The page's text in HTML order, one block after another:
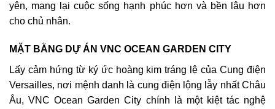
yên, mang lại cuộc sống hạnh phúc hơn và bền lâu hơn
cho chủ nhân.
MẶT BẰNG DỰ ÁN VNC OCEAN GARDEN CITY
Lấy cảm hứng từ ký ức hoàng kim tráng lệ của Cung điện
Versailles, nơi mệnh danh là cung điện lộng lẫy nhất Châu
Âu, VNC Ocean Garden City chính là một kiệt tác nghệ